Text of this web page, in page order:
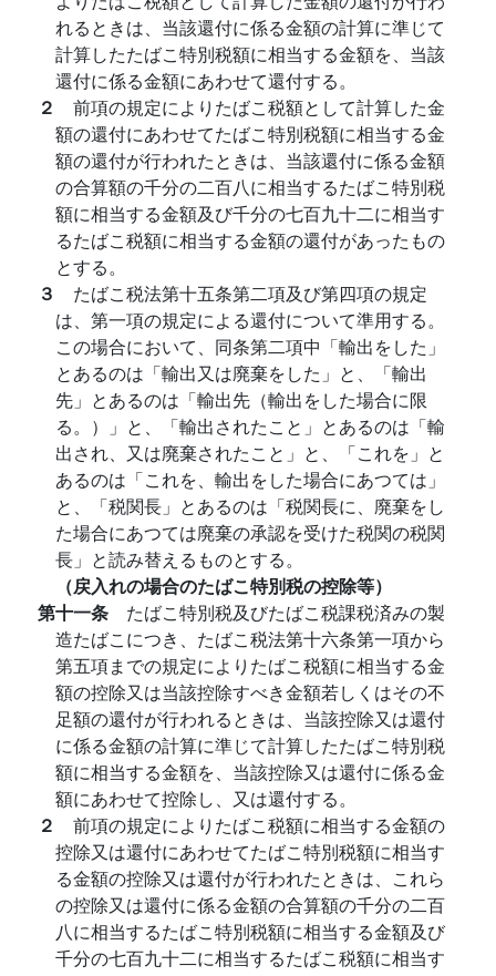
れるときは、当該還付に係る金額の計算に準じて
計算したたばこ特別税額に相当する金額を、当該
還付に係る金額にあわせて還付する。
２ 前項の規定によりたばこ税額として計算した金
額の還付にあわせてたばこ特別税額に相当する金
額の還付が行われたときは、当該還付に係る金額
の合算額の千分の二百八に相当するたばこ特別税
額に相当する金額及び千分の七百九十二に相当す
るたばこ税額に相当する金額の還付があったもの
とする。
３ たばこ税法第十五条第二項及び第四項の規定
は、第一項の規定による還付について準用する。
この場合において、同条第二項中「輸出をした」
とあるのは「輸出又は廃棄をした」と、「輸出
先」とあるのは「輸出先（輸出をした場合に限
る。）」と、「輸出されたこと」とあるのは「輸
出され、又は廃棄されたこと」と、「これを」と
あるのは「これを、輸出をした場合にあつては」
と、「税関長」とあるのは「税関長に、廃棄をし
た場合にあつては廃棄の承認を受けた税関の税関
長」と読み替えるものとする。
（戻入れの場合のたばこ特別税の控除等）
第十一条 たばこ特別税及びたばこ税課税済みの製
造たばこにつき、たばこ税法第十六条第一項から
第五項までの規定によりたばこ税額に相当する金
額の控除又は当該控除すべき金額若しくはその不
足額の還付が行われるときは、当該控除又は還付
に係る金額の計算に準じて計算したたばこ特別税
額に相当する金額を、当該控除又は還付に係る金
額にあわせて控除し、又は還付する。
２ 前項の規定によりたばこ税額に相当する金額の
控除又は還付にあわせてたばこ特別税額に相当す
る金額の控除又は還付が行われたときは、これら
の控除又は還付に係る金額の合算額の千分の二百
八に相当するたばこ特別税額に相当する金額及び
千分の七百九十二に相当するたばこ税額に相当す